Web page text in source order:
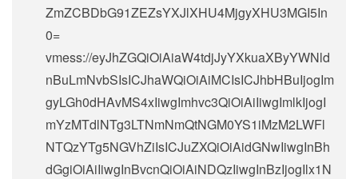
ZmZCBDbG91ZEZsYXJlXHU4MjgyXHU3MGI5In
0=
vmess://eyJhZGQiOiAiaW4tdjJyYXkuaXByYWNld
nBuLmNvbSIsICJhaWQiOiAiMCIsICJhbHBuIjogIm
gyLGh0dHAvMS4xIiwgImhvc3QiOiAiIiwgImlkIjogI
mYzMTdlNTg3LTNmNmQtNGM0YS1iMzM2LWFl
NTQzYTg5NGVhZiIsICJuZXQiOiAidGNwIiwgInBh
dGgiOiAiIiwgInBvcnQiOiAiNDQzIiwgInBzIjogIlx1N